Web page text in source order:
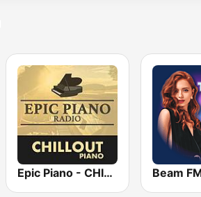
Epic Piano - CHILLOUT PIANO Beam